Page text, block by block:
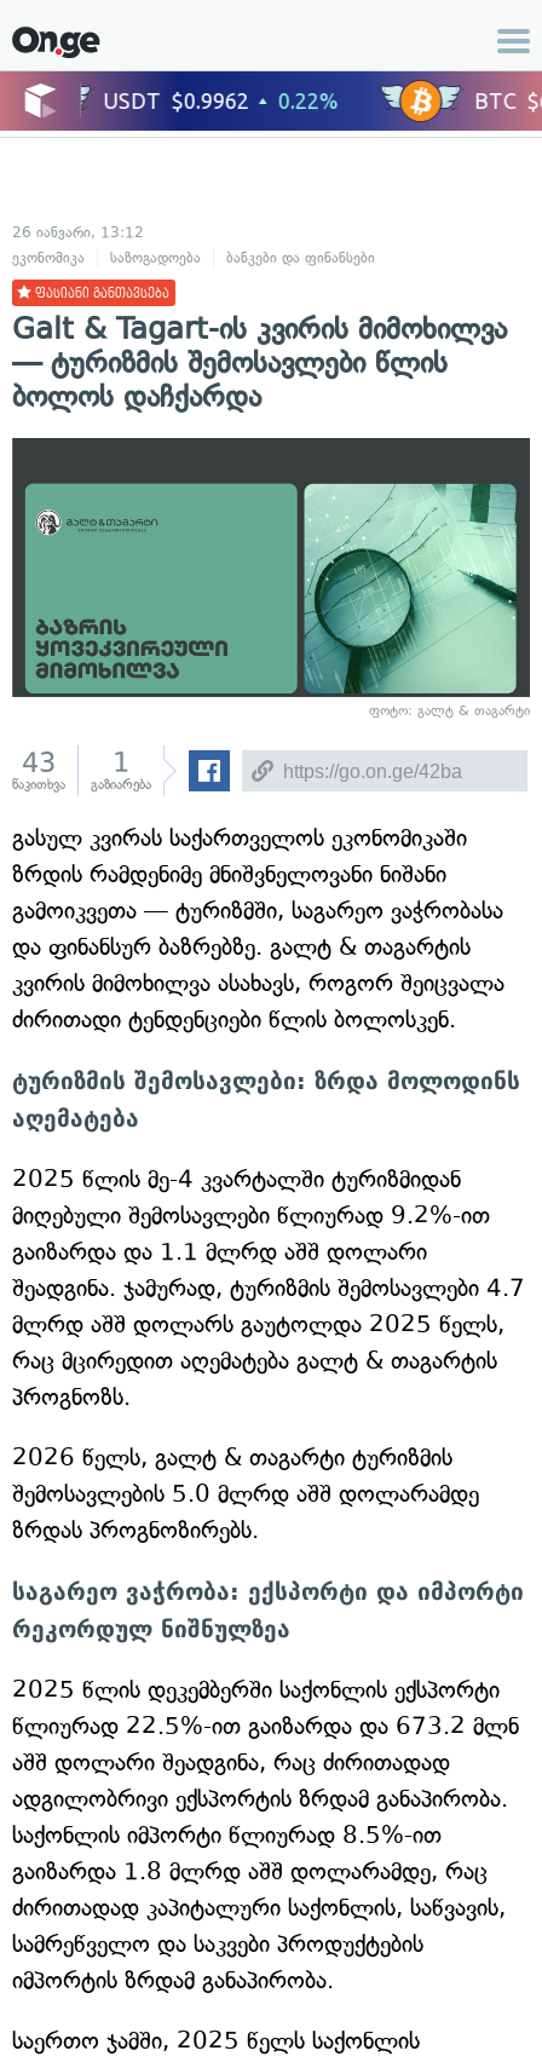
26 იანვარი, 13:12
ეკონომიკა
საზოგადოება ბანკები და ფინანსები
ფასიანი განთავსება
Galt & Tagart-ის კვირის მიმოხილვა
— ტურიზმის შემოსავლები წლის
ბოლოს დაჩქარდა
ფოტო: გალტ & თაგარტი
43
წაკითხვა
1
გაზიარება
გასულ კვირას საქართველოს ეკონომიკაში
ზრდის რამდენიმე მნიშვნელოვანი ნიშანი
გამოიკვეთა — ტურიზმში, საგარეო ვაჭრობასა
და ფინანსურ ბაზრებზე. გალტ & თაგარტის
კვირის მიმოხილვა ასახავს, როგორ შეიცვალა
ძირითადი ტენდენციები წლის ბოლოსკენ.
ტურიზმის შემოსავლები: ზრდა მოლოდინს
აღემატება
2025 წლის მე-4 კვარტალში ტურიზმიდან
მიღებული შემოსავლები წლიურად 9.2%-ით
გაიზარდა და 1.1 მლრდ აშშ დოლარი
შეადგინა. ჯამურად, ტურიზმის შემოსავლები 4.7
მლრდ აშშ დოლარს გაუტოლდა 2025 წელს,
რაც მცირედით აღემატება გალტ & თაგარტის
პროგნოზს.
2026 წელს, გალტ & თაგარტი ტურიზმის
შემოსავლების 5.0 მლრდ აშშ დოლარამდე
ზრდას პროგნოზირებს.
საგარეო ვაჭრობა: ექსპორტი და იმპორტი
რეკორდულ ნიშნულზეა
2025 წლის დეკემბერში საქონლის ექსპორტი
წლიურად 22.5%-ით გაიზარდა და 673.2 მლნ
აშშ დოლარი შეადგინა, რაც ძირითადად
ადგილობრივი ექსპორტის ზრდამ განაპირობა.
საქონლის იმპორტი წლიურად 8.5%-ით
გაიზარდა 1.8 მლრდ აშშ დოლარამდე, რაც
ძირითადად კაპიტალური საქონლის, საწვავის,
სამრეწველო და საკვები პროდუქტების
იმპორტის ზრდამ განაპირობა.
საერთო ჯამში, 2025 წელს საქონლის